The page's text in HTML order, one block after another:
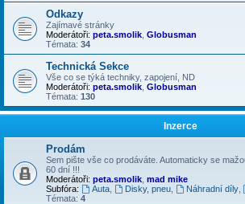
Odkazy
Zajímavé stránky
Moderátoři: peta.smolik Globusman
Témata: 34
Technická Sekce
Vše co se týká techniky, zapojení, ND
Moderátoři: peta.smolik Globusman
Témata: 130
Inzerce
Prodám
Sem pište vše co prodáváte. Automaticky se
60 dní !!!
Moderátoři: peta.smolik mad mike
Subfóra:
Auta, Disky, pneu, Náhradní díly,
Témata: 4